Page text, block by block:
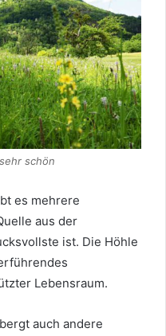
schön
es mehrere
aus der
ist. Die Höhle
Lebensraum.
auch andere